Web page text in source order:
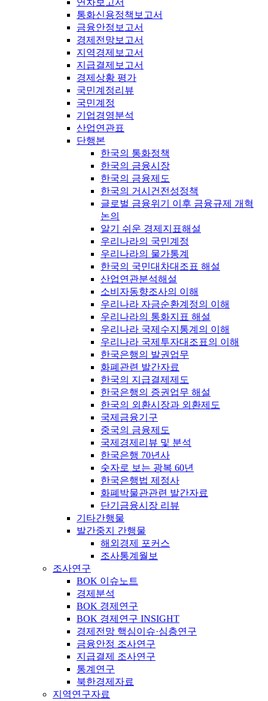
연차보고서
통화신용정책보고서
금융안정보고서
경제전망보고서
지역경제보고서
지급결제보고서
경제상황 평가
국민계정리뷰
국민계정
기업경영분석
산업연관표
단행본
한국의 통화정책
한국의 금융시장
한국의 금융제도
한국의 거시건전성정책
글로벌 금융위기 이후 금융규제 개혁
논의
알기 쉬운 경제지표해설
우리나라의 국민계정
우리나라의 물가통계
한국의 국민대차대조표 해설
산업연관분석해설
소비자동향조사의 이해
우리나라 자금순환계정의 이해
우리나라의 통화지표 해설
우리나라 국제수지통계의 이해
우리나라 국제투자대조표의 이해
한국은행의 발권업무
화폐관련 발간자료
한국의 지급결제제도
한국은행의 증권업무 해설
한국의 외환시장과 외환제도
국제금융기구
중국의 금융제도
국제경제리뷰 및 분석
한국은행 70년사
숫자로 보는 광복 60년
한국은행법 제정사
화폐박물관관련 발간자료
단기금융시장 리뷰
기타간행물
발간중지 간행물
해외경제 포커스
조사통계월보
조사연구
BOK 이슈노트
경제분석
BOK 경제연구
BOK 경제연구 INSIGHT
경제전망 핵심이슈·심층연구
금융안정 조사연구
지급결제 조사연구
통계연구
북한경제자료
지역연구자료